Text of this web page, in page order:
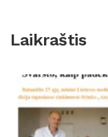
Laikraštis